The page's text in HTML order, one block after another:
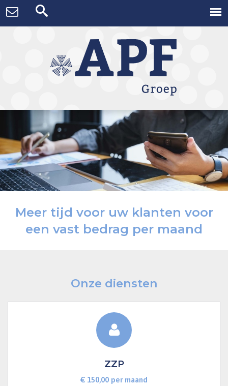
Meer tijd voor uw klanten voor
een vast bedrag per maand
Onze diensten
ZZP
€ 150,00 per maand